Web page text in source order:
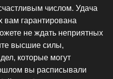
числом. Удача
вам гарантирована
не ждать неприятных
высшие силы,
которые могут
вы расписывали